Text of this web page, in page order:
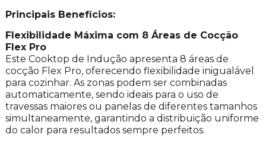
Principais Benefícios:
Flexibilidade Máxima com 8 Áreas de Cocção
Flex Pro
Este Cooktop de Indução apresenta 8 áreas de
cocção Flex Pro, oferecendo flexibilidade inigualável
para cozinhar. As zonas podem ser combinadas
automaticamente, sendo ideais para o uso de
travessas maiores ou panelas de diferentes tamanhos
simultaneamente, garantindo a distribuição uniforme
do calor para resultados sempre perfeitos.